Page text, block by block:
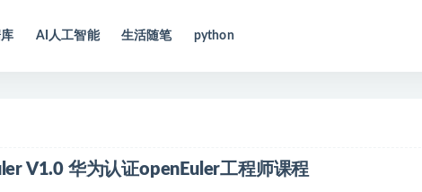
AI人工智能 生活随笔 python
V1.0 华为认证openEuler工程师课程